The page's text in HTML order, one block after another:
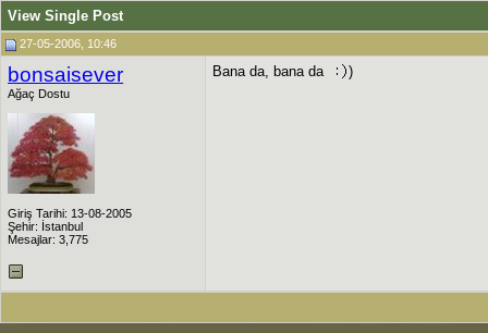
View Single Post
27-05-2006, 10:46
bonsaisever
Ağaç Dostu
Giriş Tarihi: 13-08-2005
Şehir: İstanbul
Mesajlar: 3,775
Bana da, bana da )